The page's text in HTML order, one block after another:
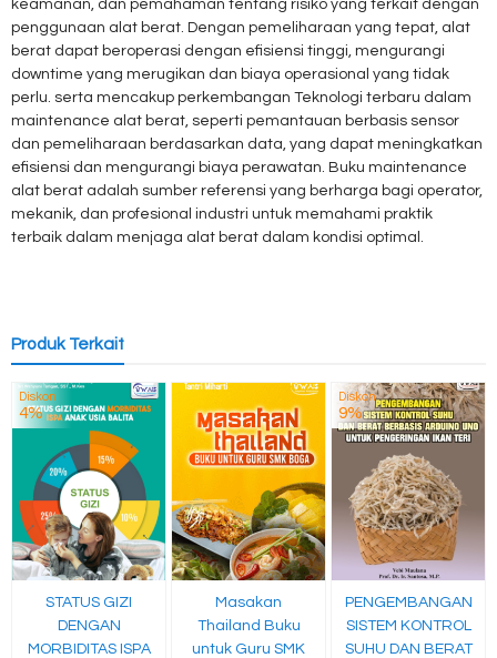
keamanan, dan pemahaman tentang risiko yang terkait dengan
penggunaan alat berat. Dengan pemeliharaan yang tepat, alat
berat dapat beroperasi dengan efisiensi tinggi, mengurangi
downtime yang merugikan dan biaya operasional yang tidak
perlu. serta mencakup perkembangan Teknologi terbaru dalam
maintenance alat berat, seperti pemantauan berbasis sensor
dan pemeliharaan berdasarkan data, yang dapat meningkatkan
efisiensi dan mengurangi biaya perawatan. Buku maintenance
alat berat adalah sumber referensi yang berharga bagi operator,
mekanik, dan profesional industri untuk memahami praktik
terbaik dalam menjaga alat berat dalam kondisi optimal.
Produk Terkait
Diskon
4%
STATUS GIZI
DENGAN
MORBIDITAS ISPA
Masakan
Thailand Buku
untuk Guru SMK
Diskon
9%
PENGEMBANGAN
SISTEM KONTROL
SUHU DAN BERAT